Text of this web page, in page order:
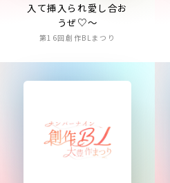
入て挿入られ愛し合お
うぜ♡～
第16回創作BLまつり